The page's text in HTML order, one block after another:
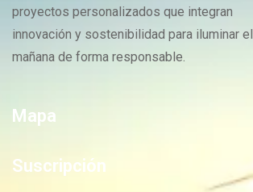
proyectos personalizados que integran
innovación y sostenibilidad para iluminar el
mañana de forma responsable.
Mapa
Suscripción